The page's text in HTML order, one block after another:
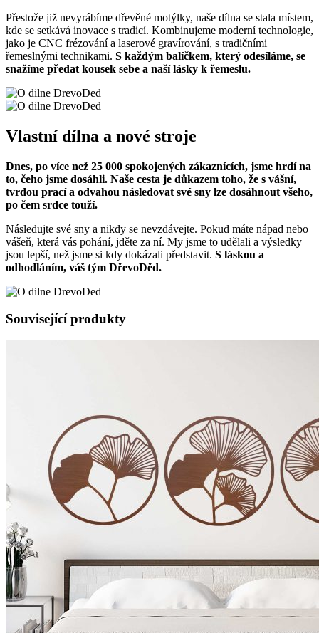
Přestože již nevyrábíme dřevěné motýlky, naše dílna se stala místem,
kde se setkává inovace s tradicí. Kombinujeme moderní technologie,
jako je CNC frézování a laserové gravírování, s tradičními
řemeslnými technikami. S každým balíčkem, který odesíláme, se
snažíme předat kousek sebe a naší lásky k řemeslu.
Vlastní dílna a nové stroje
Dnes, po více než 25 000 spokojených zákaznících, jsme hrdí na
to, čeho jsme dosáhli. Naše cesta je důkazem toho, že s vášní,
tvrdou prací a odvahou následovat své sny lze dosáhnout všeho,
po čem srdce touží.
Následujte své sny a nikdy se nevzdávejte. Pokud máte nápad nebo
vášeň, která vás pohání, jděte za ní. My jsme to udělali a výsledky
jsou lepší, než jsme si kdy dokázali představit. S láskou a
odhodláním, váš tým DřevoDěd.
Související produkty